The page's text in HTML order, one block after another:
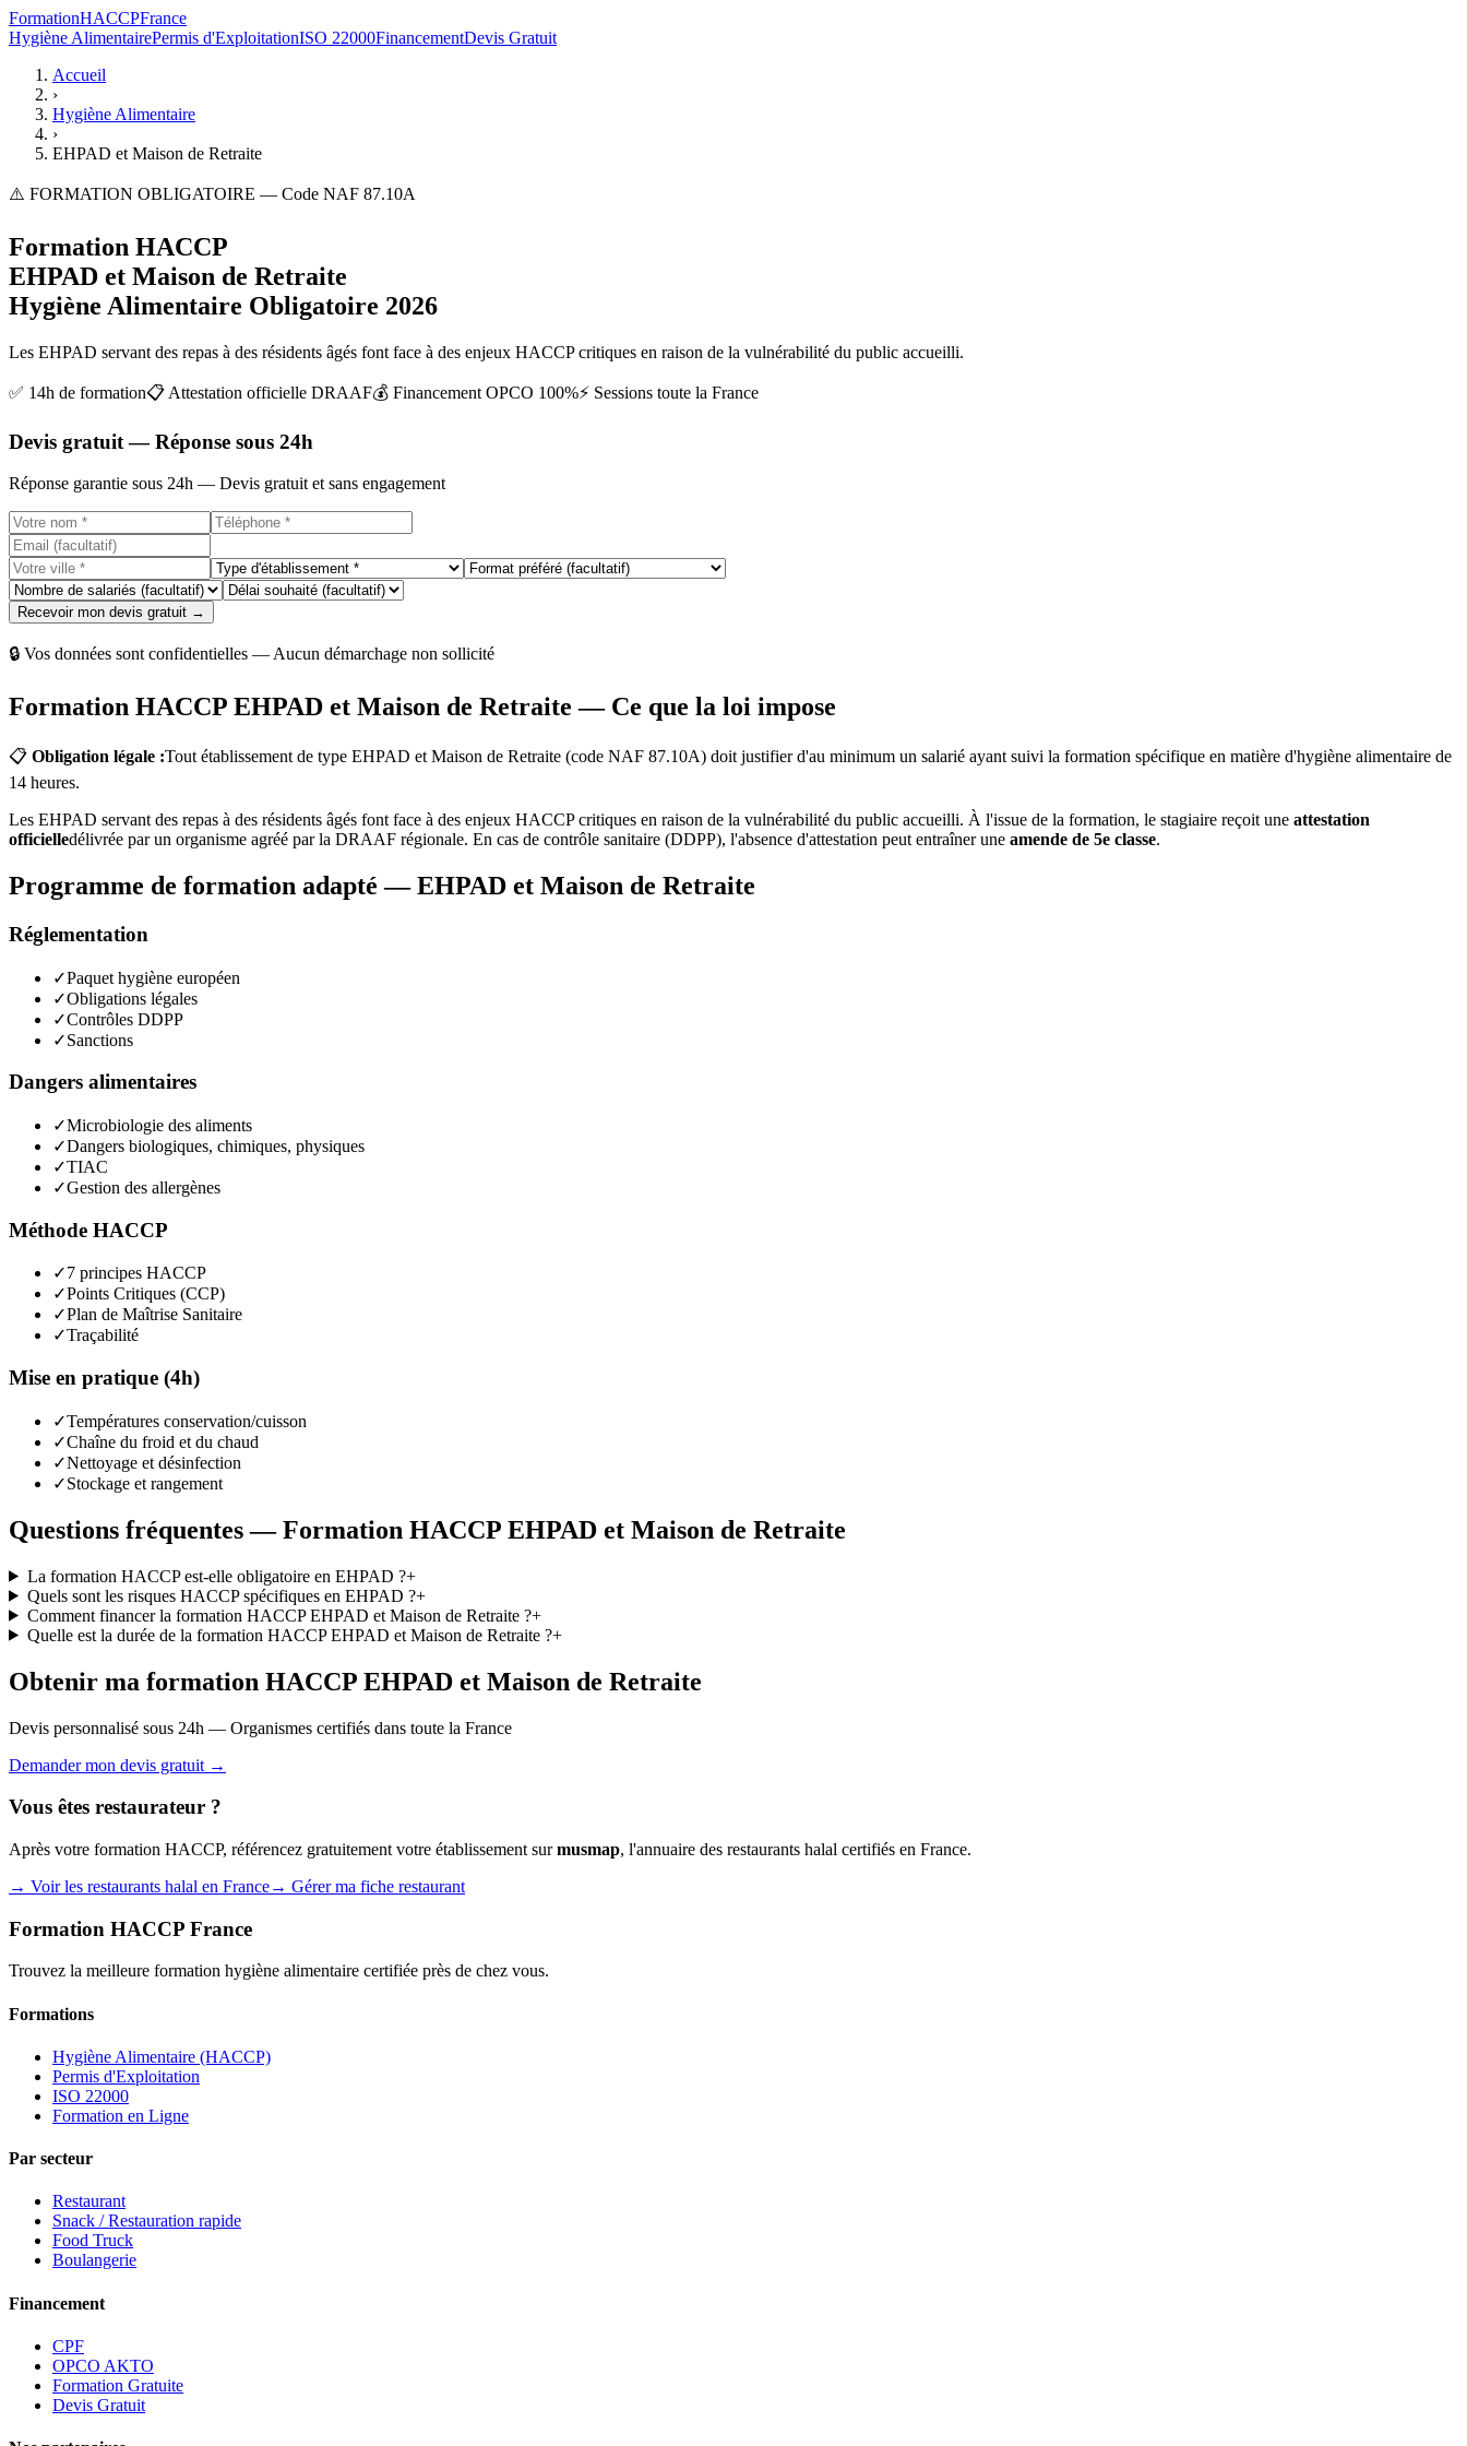
FormationHACCPFrance
Hygiène AlimentairePermis d'ExploitationISO 22000FinancementDevis Gratuit
Accueil
›
Hygiène Alimentaire
›
EHPAD et Maison de Retraite
⚠️ FORMATION OBLIGATOIRE — Code NAF 87.10A
Formation HACCP
EHPAD et Maison de Retraite
Hygiène Alimentaire Obligatoire 2026
Les EHPAD servant des repas à des résidents âgés font face à des enjeux HACCP critiques en raison de la vulnérabilité du public accueilli.
✅ 14h de formation📋 Attestation officielle DRAAF💰 Financement OPCO 100%⚡ Sessions toute la France
Devis gratuit — Réponse sous 24h
Réponse garantie sous 24h — Devis gratuit et sans engagement
Recevoir mon devis gratuit →
🔒 Vos données sont confidentielles — Aucun démarchage non sollicité
Formation HACCP EHPAD et Maison de Retraite — Ce que la loi impose
📋 Obligation légale :Tout établissement de type EHPAD et Maison de Retraite (code NAF 87.10A) doit justifier d'au minimum un salarié ayant suivi la formation spécifique en matière d'hygiène alimentaire de
14 heures.
Les EHPAD servant des repas à des résidents âgés font face à des enjeux HACCP critiques en raison de la vulnérabilité du public accueilli. À l'issue de la formation, le stagiaire reçoit une attestation
officielledélivrée par un organisme agréé par la DRAAF régionale. En cas de contrôle sanitaire (DDPP), l'absence d'attestation peut entraîner une amende de 5e classe.
Programme de formation adapté — EHPAD et Maison de Retraite
Réglementation
✓Paquet hygiène européen
✓Obligations légales
✓Contrôles DDPP
✓Sanctions
Dangers alimentaires
✓Microbiologie des aliments
✓Dangers biologiques, chimiques, physiques
✓TIAC
✓Gestion des allergènes
Méthode HACCP
✓7 principes HACCP
✓Points Critiques (CCP)
✓Plan de Maîtrise Sanitaire
✓Traçabilité
Mise en pratique (4h)
✓Températures conservation/cuisson
✓Chaîne du froid et du chaud
✓Nettoyage et désinfection
✓Stockage et rangement
Questions fréquentes — Formation HACCP EHPAD et Maison de Retraite
La formation HACCP est-elle obligatoire en EHPAD ?+
Quels sont les risques HACCP spécifiques en EHPAD ?+
Comment financer la formation HACCP EHPAD et Maison de Retraite ?+
Quelle est la durée de la formation HACCP EHPAD et Maison de Retraite ?+
Obtenir ma formation HACCP EHPAD et Maison de Retraite
Devis personnalisé sous 24h — Organismes certifiés dans toute la France
Demander mon devis gratuit →
Vous êtes restaurateur ?
Après votre formation HACCP, référencez gratuitement votre établissement surmusmap, l'annuaire des restaurants halal certifiés en France.
→ Voir les restaurants halal en France→ Gérer ma fiche restaurant
Formation HACCP France
Trouvez la meilleure formation hygiène alimentaire certifiée près de chez vous.
Formations
Hygiène Alimentaire (HACCP)
Permis d'Exploitation
ISO 22000
Formation en Ligne
Par secteur
Restaurant
Snack / Restauration rapide
Food Truck
Boulangerie
Financement
CPF
OPCO AKTO
Formation Gratuite
Devis Gratuit